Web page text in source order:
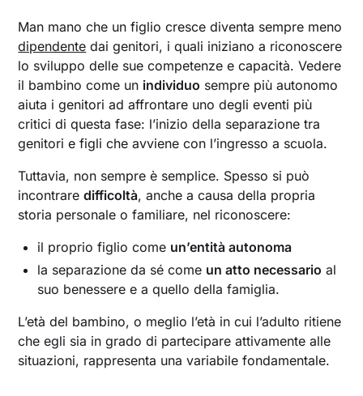
Man mano che un figlio cresce diventa sempre meno
dipendente dai genitori, i quali iniziano a riconoscere
lo sviluppo delle sue competenze e capacità. Vedere
il bambino come un individuo sempre più autonomo
aiuta i genitori ad affrontare uno degli eventi più
critici di questa fase: l’inizio della separazione tra
genitori e figli che avviene con l’ingresso a scuola.
Tuttavia, non sempre è semplice. Spesso si può
incontraredifficoltà, anche a causa della propria
storia personale o familiare, nel riconoscere:
il proprio figlio come un’entità autonoma
la separazione da sé come un atto necessario al
suo benessere e a quello della famiglia.
L’età del bambino, o meglio l’età in cui l’adulto ritiene
che egli sia in grado di partecipare attivamente alle
situazioni, rappresenta una variabile fondamentale.